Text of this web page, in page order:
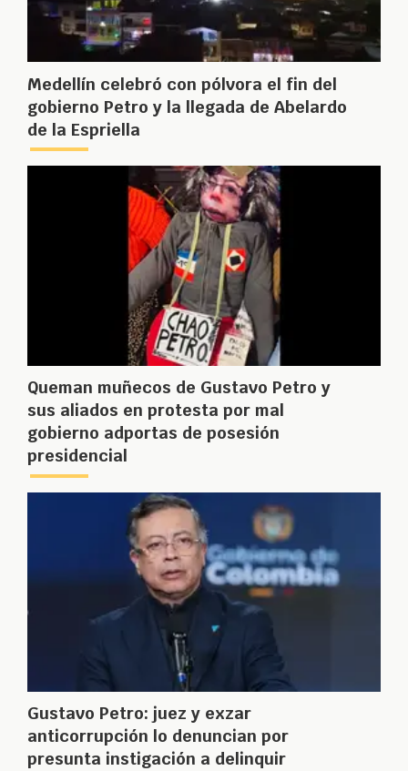
Medellín celebró con pólvora el fin del
gobierno Petro y la llegada de Abelardo
de la Espriella
Queman muñecos de Gustavo Petro y
sus aliados en protesta por mal
gobierno adportas de posesión
presidencial
Gustavo Petro: juez y exzar
anticorrupción lo denuncian por
presunta instigación a delinquir